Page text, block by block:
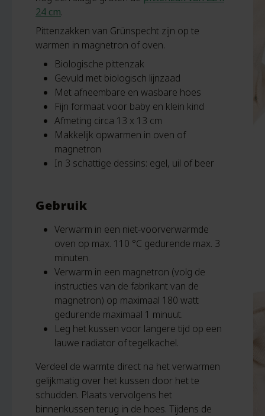
24 cm.
Pittenzakken van Grünspecht zijn op te
warmen in magnetron of oven.
Biologische pittenzak
Gevuld met biologisch lijnzaad
Met afneembare en wasbare hoes
Fijn formaat voor baby en klein kind
Afmeting circa 13 x 13 cm
Makkelijk opwarmen in oven of
magnetron
In 3 schattige dessins: egel, uil of beer
Gebruik
Verwarm in een niet-voorverwarmde
oven op max. 110 °C gedurende max. 3
minuten.
Verwarm in een magnetron (volg de
instructies van de fabrikant van de
magnetron) op maximaal 180 watt
gedurende maximaal 1 minuut.
Leg het kussen voor langere tijd op een
lauwe radiator of tegelkachel.
Verdeel de warmte direct na het verwarmen
gelijkmatig over het kussen door het te
schudden. Plaats vervolgens het
binnenkussen terug in de hoes. Tijdens de